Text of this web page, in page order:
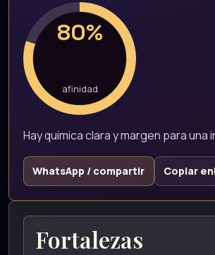
80%
afinidad
Hay quimica clara y margen para una
WhatsApp / compartir Copiar
Fortalezas